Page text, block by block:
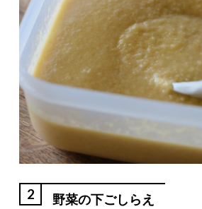
2 野菜の下ごしらえ